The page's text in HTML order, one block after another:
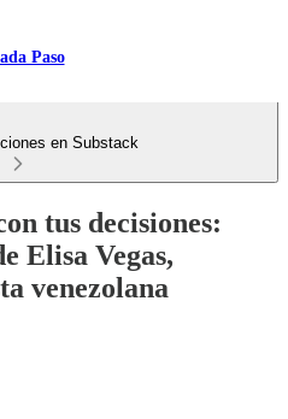
Paso
en Substack
tus decisiones:
Elisa Vegas,
venezolana